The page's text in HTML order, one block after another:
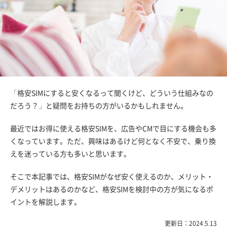
「格安SIMにすると安くなるって聞くけど、どういう仕組みなの
だろう？」と疑問をお持ちの方がいるかもしれません。
最近ではお得に使える格安SIMを、広告やCMで目にする機会も多
くなっています。ただ、興味はあるけど何となく不安で、乗り換
えを迷っている方も多いと思います。
そこで本記事では、格安SIMがなぜ安く使えるのか、メリット・
デメリットはあるのかなど、格安SIMを検討中の方が気になるポ
イントを解説します。
更新日：2024.5.13